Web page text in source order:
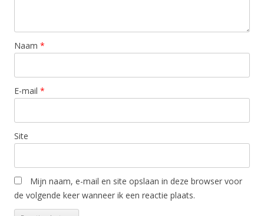
Naam *
E-mail *
Site
Mijn naam, e-mail en site opslaan in deze browser voor
de volgende keer wanneer ik een reactie plaats.